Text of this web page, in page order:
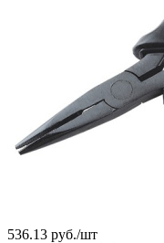
536.13 руб./шт